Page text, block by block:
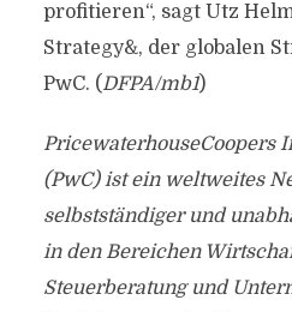
profitieren“, sagt Utz
Strategy&, der globalen
PwC. (DFPA/mb1)
PricewaterhouseCoopers
(PwC) ist ein weltweites
selbstständiger und
in den Bereichen
Steuerberatung und